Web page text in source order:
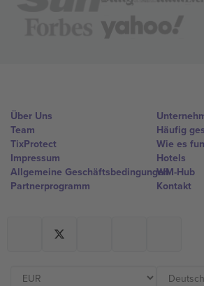
Über Uns
Team
TixProtect
Impressum
Allgemeine Geschäftsbedingungen
Partnerprogramm
Häufig
Wie es
Hotels
WM-Hub
Kontakt